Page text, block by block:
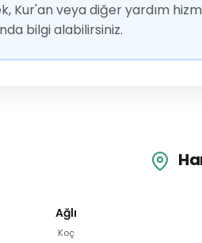
Kur'an veya diğer yardım
bilgi alabilirsiniz.
Ağlı
Koç